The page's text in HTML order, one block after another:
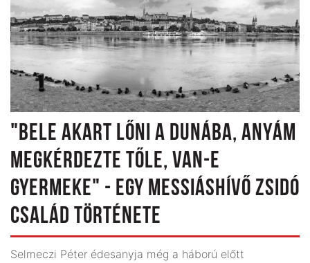
"BELE AKART LŐNI A DUNÁBA, ANYÁM
MEGKÉRDEZTE TŐLE, VAN-E
GYERMEKE" - EGY MESSIÁSHÍVŐ ZSIDÓ
CSALÁD TÖRTÉNETE
Selmeczi Péter édesanyja még a háború előtt